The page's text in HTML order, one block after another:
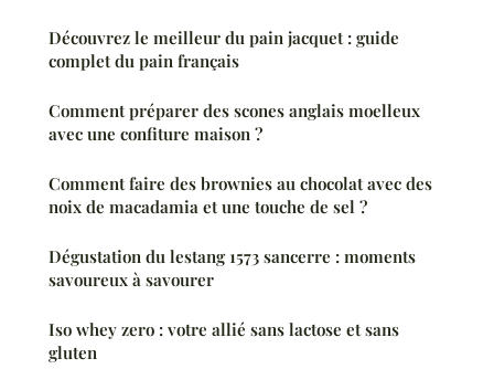
Découvrez le meilleur du pain jacquet : guide
complet du pain français
Comment préparer des scones anglais moelleux
avec une confiture maison ?
Comment faire des brownies au chocolat avec des
noix de macadamia et une touche de sel ?
Dégustation du lestang 1573 sancerre : moments
savoureux à savourer
Iso whey zero : votre allié sans lactose et sans
gluten